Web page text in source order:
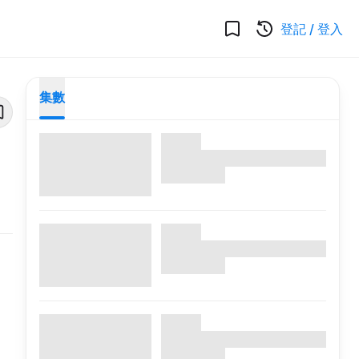
登記 / 登入
集數